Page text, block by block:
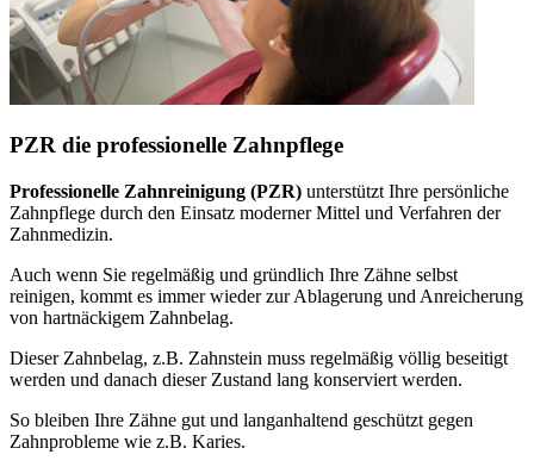
PZR die professionelle Zahnpflege
Professionelle Zahnreinigung (PZR) unterstützt Ihre persönliche
Zahnpflege durch den Einsatz moderner Mittel und Verfahren der
Zahnmedizin.
Auch wenn Sie regelmäßig und gründlich Ihre Zähne selbst
reinigen, kommt es immer wieder zur Ablagerung und Anreicherung
von hartnäckigem Zahnbelag.
Dieser Zahnbelag, z.B. Zahnstein muss regelmäßig völlig beseitigt
werden und danach dieser Zustand lang konserviert werden.
So bleiben Ihre Zähne gut und langanhaltend geschützt gegen
Zahnprobleme wie z.B. Karies.